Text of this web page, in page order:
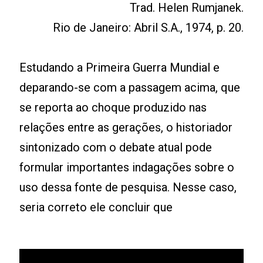
Trad. Helen Rumjanek.
Rio de Janeiro: Abril S.A., 1974, p. 20.
Estudando a Primeira Guerra Mundial e
deparando-se com a passagem acima, que
se reporta ao choque produzido nas
relações entre as gerações, o historiador
sintonizado com o debate atual pode
formular importantes indagações sobre o
uso dessa fonte de pesquisa. Nesse caso,
seria correto ele concluir que